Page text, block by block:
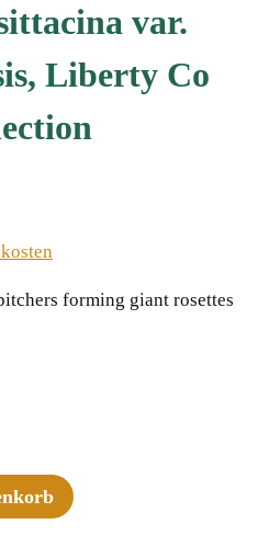
var.
Liberty Co
ﾠ
forming giant rosettes